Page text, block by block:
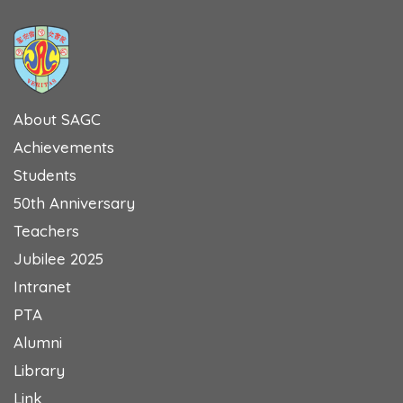
About SAGC
Achievements
Students
50th Anniversary
Teachers
Jubilee 2025
Intranet
PTA
Alumni
Library
Link